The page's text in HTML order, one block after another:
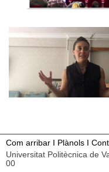
Com arribar I Plànols I
Universitat Politècnica de
00